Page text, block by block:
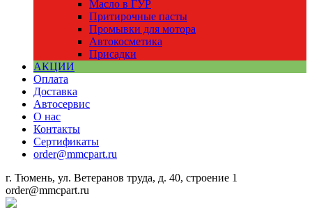
Масло в ГУР
Притирочные пасты
Промывки для мотора
Автокосметика
Присадки
АКЦИИ
Оплата
Доставка
Автосервис
О нас
Контакты
Сертификаты
order@mmcpart.ru
г. Тюмень, ул. Ветеранов труда, д. 40, строение 1
order@mmcpart.ru